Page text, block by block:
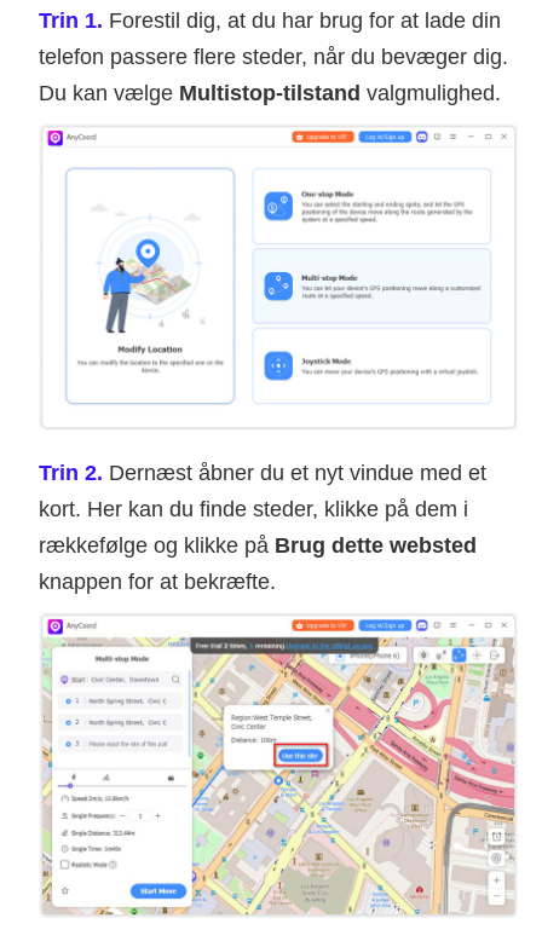
Trin 1. Forestil dig, at du har brug for at lade din
telefon passere flere steder, når du bevæger dig.
Du kan vælge Multistop-tilstand valgmulighed.
Trin 2. Dernæst åbner du et nyt vindue med et
kort. Her kan du finde steder, klikke på dem i
rækkefølge og klikke på Brug dette websted
knappen for at bekræfte.